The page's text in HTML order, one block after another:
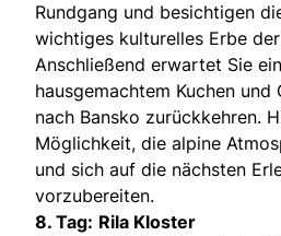
Rundgang und besichtigen
wichtiges kulturelles Erbe
Anschließend erwartet Sie
hausgemachtem Kuchen und
nach Bansko zurückkehren.
Möglichkeit, die alpine
und sich auf die nächsten
vorzubereiten.
8. Tag: Rila Kloster